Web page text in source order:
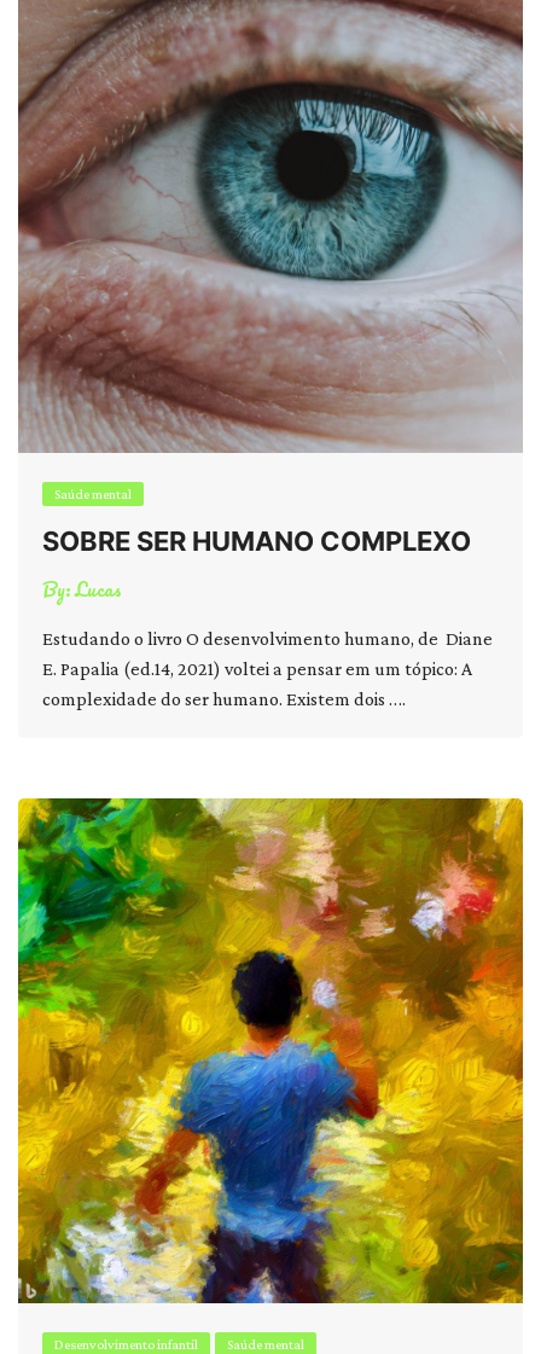
Saúde mental
SOBRE SER HUMANO COMPLEXO
By:Lucas
Estudando o livro O desenvolvimento humano, de Diane
E. Papalia (ed.14, 2021) voltei a pensar em um tópico: A
complexidade do ser humano. Existem dois ….
Desenvolvimento infantil Saúde mental